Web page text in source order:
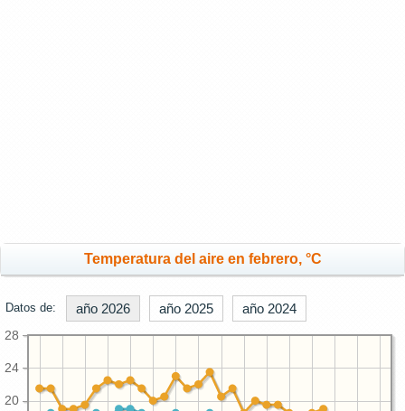
Temperatura del aire en febrero, °C
Datos de: año 2026 año 2025 año 2024
20
24
28